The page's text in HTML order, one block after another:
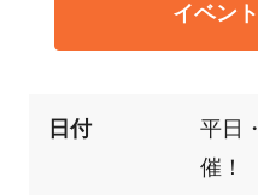
イベン
日付
平日
催！